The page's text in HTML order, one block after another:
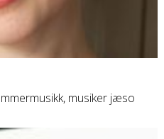
musiker jæso